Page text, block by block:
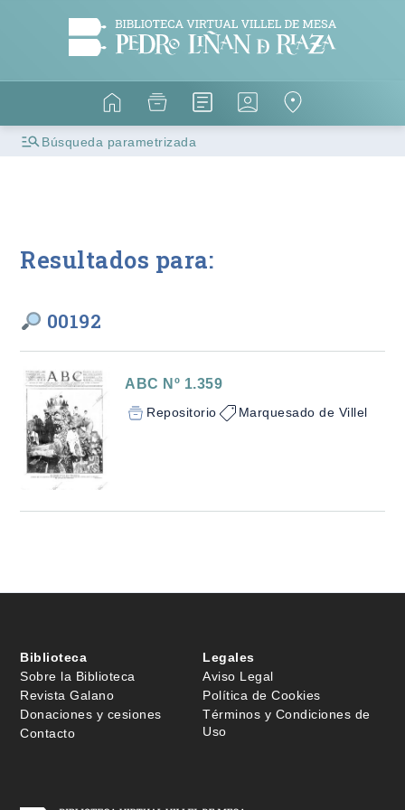
Búsqueda parametrizada
Resultados para:
00192
ABC Nº 1.359
Repositorio Marquesado de Villel
Biblioteca
Sobre la Biblioteca
Revista Galano
Donaciones y cesiones
Contacto
Legales
Aviso Legal
Política de Cookies
Términos y Condiciones de
Uso